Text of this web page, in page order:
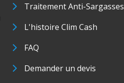
Traitement Anti-Sargasses
L'histoire Clim Cash
FAQ
Demander un devis